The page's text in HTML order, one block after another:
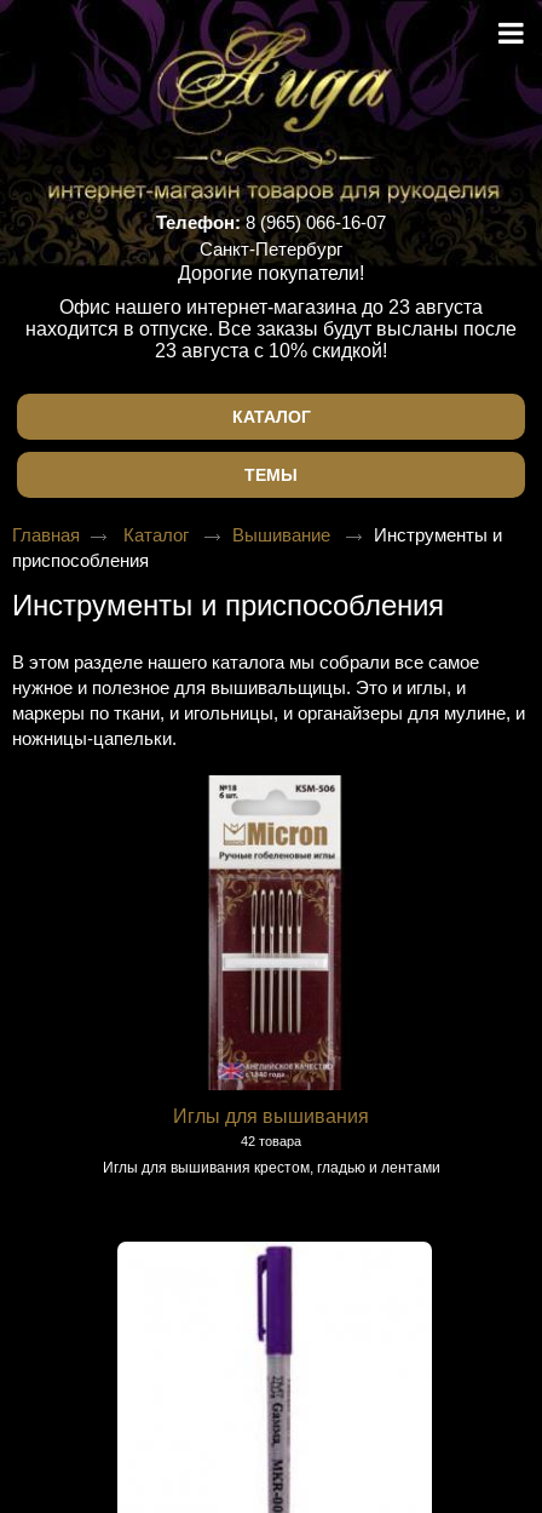
Телефон:8 (965) 066-16-07
Санкт-Петербург
Дорогие покупатели!
Офис нашего интернет-магазина до 23 августа
находится в отпуске. Все заказы будут высланы после
23 августа с 10% скидкой!
КАТАЛОГ
ТЕМЫ
Главная Каталог Вышивание
Инструменты и
приспособления
Инструменты и приспособления
В этом разделе нашего каталога мы собрали все самое
нужное и полезное для вышивальщицы. Это и иглы, и
маркеры по ткани, и игольницы, и органайзеры для мулине, и
ножницы-цапельки.
Иглы для вышивания
42 товара
Иглы для вышивания крестом, гладью и лентами